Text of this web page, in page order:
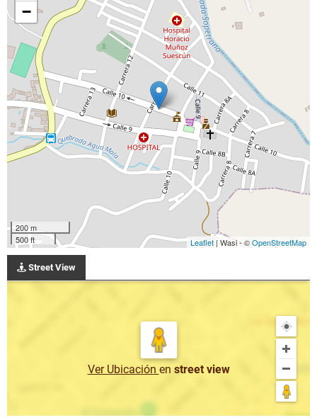
−
200 m
500 ft
Leaflet | Wasi - ©OpenStreetMap
Street View
Ver Ubicación en street view